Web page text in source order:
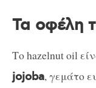
Τα οφέλη
Το hazelnut oil
jojoba, γεμάτο